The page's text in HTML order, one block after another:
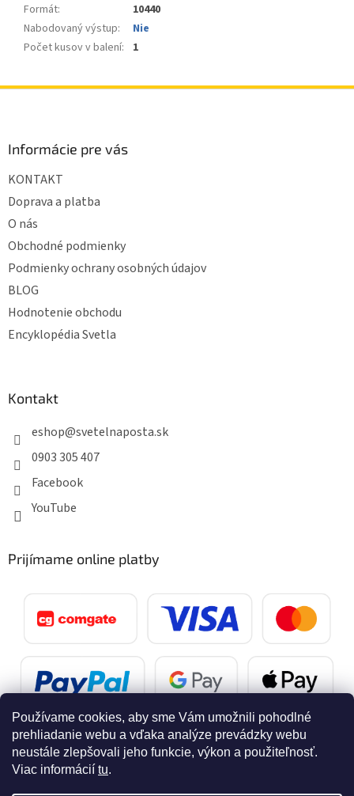
Používame cookies, aby sme Vám umožnili pohodlné
prehliadanie webu a vďaka analýze prevádzky webu
neustále zlepšovali jeho funkcie, výkon a použiteľnosť.
Viac informácií tu.
Formát:
10440
Nabodovaný výstup:
Nie
Počet kusov v balení: 1
Informácie pre vás
KONTAKT
Doprava a platba
O nás
Obchodné podmienky
Podmienky ochrany osobných údajov
BLOG
Hodnotenie obchodu
Encyklopédia Svetla
Kontakt
eshop@svetelnaposta.sk
0903 305 407
Facebook
YouTube
Prijímame online platby